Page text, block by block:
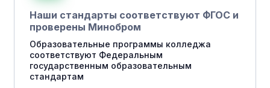
Наши стандарты соответствуют ФГОС и
проверены Минобром
Образовательные программы колледжа
соответствуют Федеральным
государственным образовательным
стандартам